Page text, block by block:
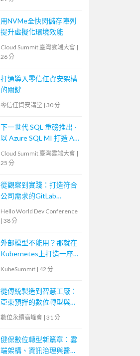
用NVMe全快閃儲存陣列
提升虛擬化環境效能
Cloud Summit 臺灣雲端大會 |
26 分
打通導入零信任資安架構
的關鍵
零信任資安講堂 | 30 分
下一世代 SQL 重磅推出 -
以 Azure SQL MI 打造 AI
時代雲地整合資料庫
Cloud Summit 臺灣雲端大會 |
25 分
從觀察到實踐：打造符合
公司需求的GitLab
Hello World Dev Conference
| 38 分
外部模型不能用？那就在
Kubernetes上打造一座自
KubeSummit | 42 分
從傳統製造到智慧工廠：
亞東預拌的數位轉型與永
續實踐
數位永續高峰會 | 31 分
健保數位轉型新篇章：雲
端架構、資訊治理與醫療